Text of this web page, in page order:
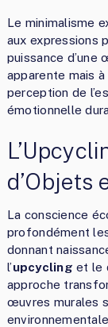
Le minimalisme
aux expressions
puissance d’une
apparente mais
perception de
émotionnelle
d’Objets
La conscience
profondément
donnant
l’upcycling et le
approche
œuvres murales